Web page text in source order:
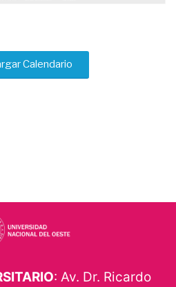
Calendario
: Av. Dr. Ricardo